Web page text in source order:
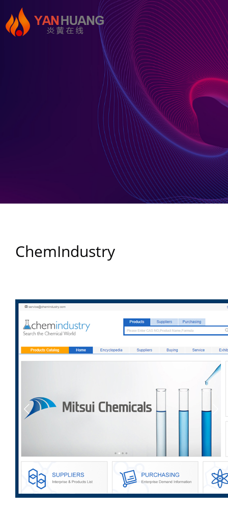
走进炎黄
ChemIndustry